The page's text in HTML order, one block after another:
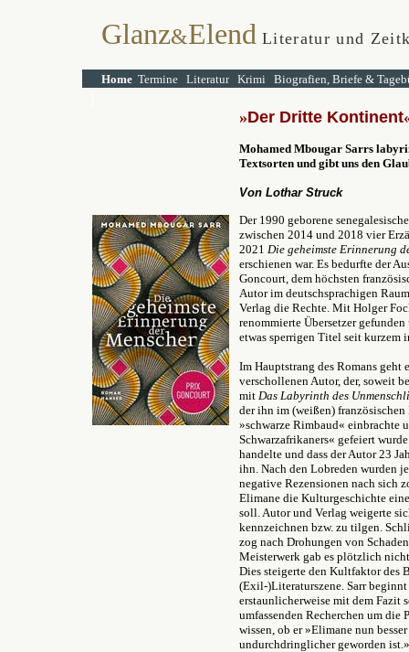
Glanz&Elend Literatur und
Home Termine Literatur Krimi Biografien, Briefe &
»Der Dritte Kontinent
Mohamed Mbougar Sarrs
Textsorten und gibt uns den
Von Lothar Struck
Der 1990 geborene
zwischen 2014 und 2018 vier
2021 Die geheimste Erinnerung
erschienen war. Es bedurfte der
Goncourt, dem höchsten
Autor im deutschsprachigen
Verlag die Rechte. Mit Holger
renommierte Übersetzer
etwas sperrigen Titel seit kurzem
Im Hauptstrang des Romans geht
verschollenen Autor, der, soweit
mit Das Labyrinth des
der ihn im (weißen)
»schwarze Rimbaud« einbrachte
Schwarzafrikaners« gefeiert
handelte und dass der Autor 23
ihn. Nach den Lobreden wurden
negative Rezensionen nach sich
Elimane die Kulturgeschichte
soll. Autor und Verlag weigerte
kennzeichnen bzw. zu tilgen.
zog nach Drohungen von
Meisterwerk gab es plötzlich
Dies steigerte den Kultfaktor des
(Exil-)Literaturszene. Sarr
erstaunlicherweise mit dem Fazit
umfassenden Recherchen um die
wissen, ob er »Elimane nun
undurchdringlicher geworden ist.»